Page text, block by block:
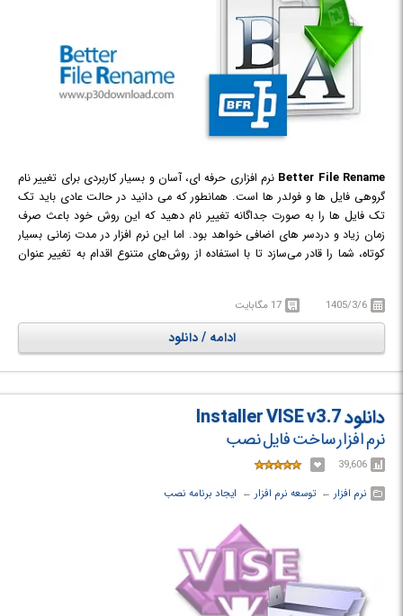
Better File Rename نرم افزاری حرفه ای، آسان و بسیار کاربردی برای تغییر نام
گروهی فایل ها و فولدر ها است. همانطور که می دانید در حالت عادی باید تک
تک فایل ها را به صورت جداگانه تغییر نام دهید که این روش خود باعث صرف
زمان زیاد و دردسر های اضافی خواهد بود. اما این نرم افزار در مدت زمانی بسیار
کوتاه، شما را قادر می‌سازد تا با استفاده از روش‌های متنوع اقدام به تغییر عنوان
کنید، اعداد متوالی به آن ها اضافه کنید، حروف کوچک را به بزرگ (یا برعکس)
تغییر دهید، به ابتدا یا انتهای اسامی فایل‌ها، تاریخ و زمان اضافه کنید و ... .
تمام این کار ها را می توانید به آسانی و با انتخاب و بارگذاری فایل ها در برنامه یا
به صورت مستقیم و از طریق منوی راست کلیک ویندوز انجام دهید.
1405/3/6 17 مگابایت
ادامه / دانلود
دانلود Installer VISE v3.7
نرم افزار ساخت فایل نصب
39,606
نرم افزار ← ‏توسعه نرم افزار ← ‏ ایجاد برنامه نصب